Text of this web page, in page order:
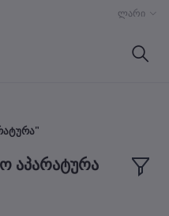
ლარი
აპარატურა